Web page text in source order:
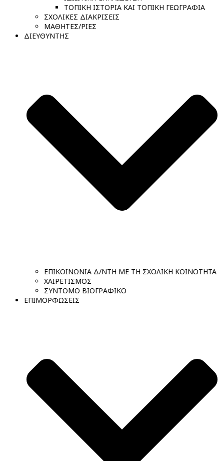
ΤΟΠΙΚΗ ΙΣΤΟΡΙΑ ΚΑΙ ΤΟΠΙΚΗ ΓΕΩΓΡΑΦΙΑ
ΣΧΟΛΙΚΕΣ ΔΙΑΚΡΙΣΕΙΣ
ΜΑΘΗΤΕΣ/ΡΙΕΣ
ΔΙΕΥΘΥΝΤΗΣ
ΕΠΙΚΟΙΝΩΝΙΑ Δ/ΝΤΗ ΜΕ ΤΗ ΣΧΟΛΙΚΗ ΚΟΙΝΟΤΗΤΑ
ΧΑΙΡΕΤΙΣΜΟΣ
ΣΥΝΤΟΜΟ ΒΙΟΓΡΑΦΙΚΟ
ΕΠΙΜΟΡΦΩΣΕΙΣ